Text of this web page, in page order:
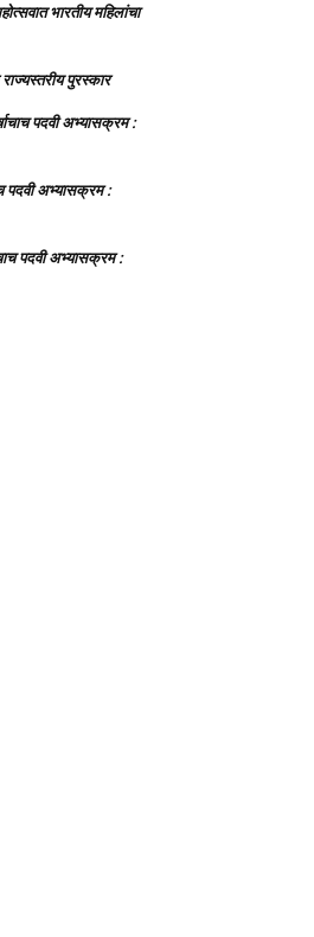
भारतीय महिलांचा
पुरस्कार
पदवी अभ्यासक्रम :
पदवी अभ्यासक्रम :
पदवी अभ्यासक्रम :